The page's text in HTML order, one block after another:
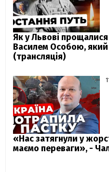
Як у Львові
Василем Особою, який
(трансляція)
«Нас затягнули у
маємо переваги», -